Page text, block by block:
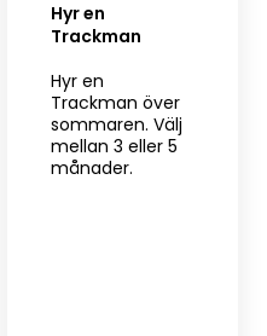
Hyr en
Trackman
Hyr en
Trackman över
sommaren. Välj
mellan 3 eller 5
månader.